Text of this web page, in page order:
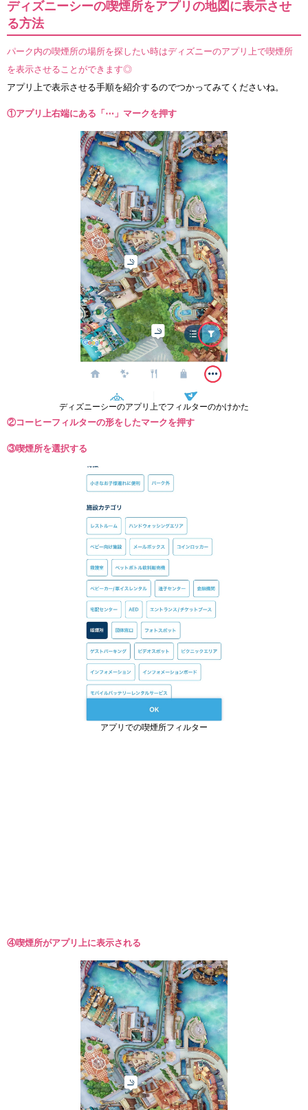
ディズニーシーの喫煙所をアプリの地図に表示させ
る方法
パーク内の喫煙所の場所を探したい時はディズニーのアプリ上で喫煙所
を表示させることができます◎
アプリ上で表示させる手順を紹介するのでつかってみてくださいね。
①アプリ上右端にある「⋯」マークを押す
ディズニーシーのアプリ上でフィルターのかけかた
②コーヒーフィルターの形をしたマークを押す
③喫煙所を選択する
アプリでの喫煙所フィルター
④喫煙所がアプリ上に表示される